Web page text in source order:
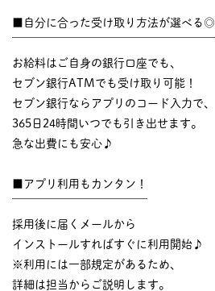
■自分に合った受け取り方法が選べる◎
お給料はご自身の銀行口座でも、
セブン銀行ATMでも受け取り可能！
セブン銀行ならアプリのコード入力で、
365日24時間いつでも引き出せます。
急な出費にも安心♪
■アプリ利用もカンタン！
採用後に届くメールから
インストールすればすぐに利用開始♪
※利用には一部規定があるため、
詳細は担当からご説明します。